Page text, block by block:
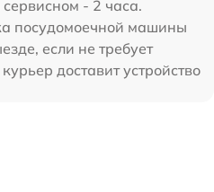
- 2 часа.
посудомоечной машины
если не требует
доставит устройство